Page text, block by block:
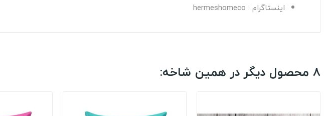
اینستاگرام : hermeshomeco
8 محصول دیگر در همین شاخه: